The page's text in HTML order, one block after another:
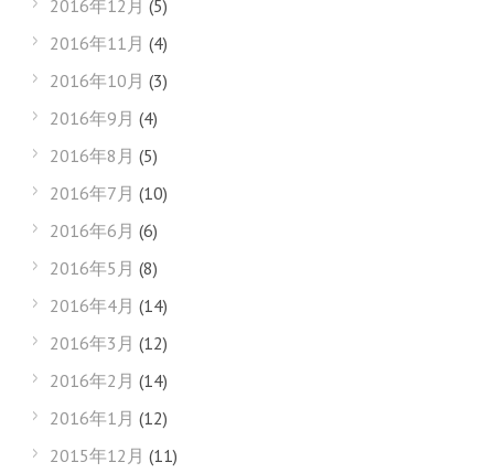
2016年12月 (5)
2016年11月 (4)
2016年10月 (3)
2016年9月 (4)
2016年8月 (5)
2016年7月 (10)
2016年6月 (6)
2016年5月 (8)
2016年4月 (14)
2016年3月 (12)
2016年2月 (14)
2016年1月 (12)
2015年12月 (11)